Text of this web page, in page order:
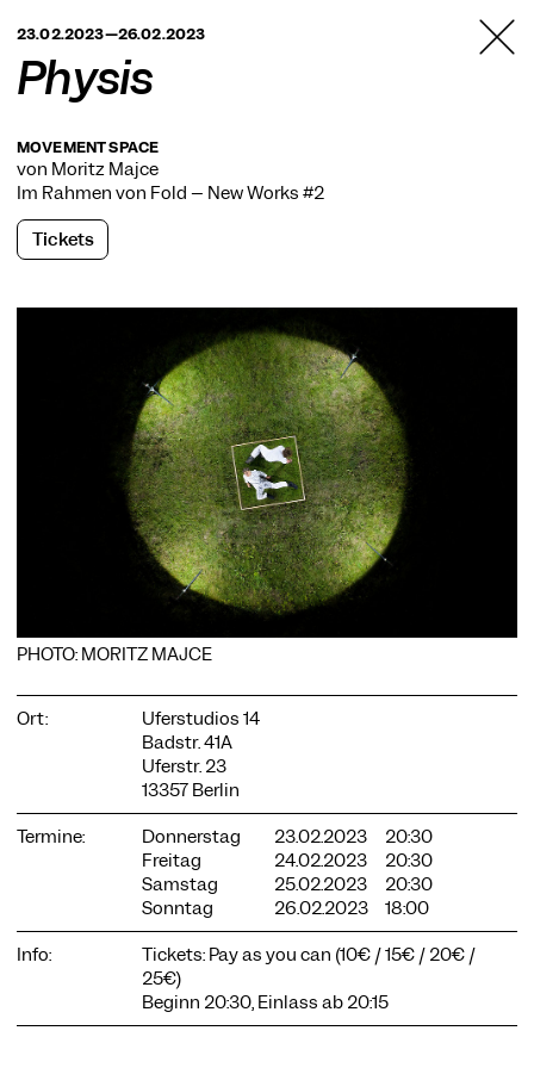
BERLIN
23.02.2023—26.02.2023
Physis
MOVEMENT SPACE
von Moritz Majce
Im Rahmen von Fold – New Works #2
Tickets
PHOTO: MORITZ MAJCE
Ort:
Uferstudios 14
Badstr. 41A
Uferstr. 23
13357 Berlin
Termine:
Donnerstag 23.02.2023
20:30
Freitag
24.02.2023
20:30
Samstag
25.02.2023
20:30
Sonntag
26.02.2023
18:00
Info:
Tickets: Pay as you can (10€ / 15€ / 20€ /
25€)
Beginn 20:30, Einlass ab 20:15
COOKIE-EINSTELLUNGEN
Wir verwenden Cookies und Inhalte externer Anbieter auf
unserer Website. Notwendige Cookies sind essenziell, damit
Sie die Website nutzen können. Andere Cookies helfen uns,
die Website weiterzuentwickeln. Sie können Ihre Einwilligung
jederzeit widerrufen. Bitte besuchen Sie unsere
Datenschutzerklärung für weitere Informationen. Unten
können Sie auswählen, welche Technologien Sie zulassen
Notwendige Cookies
Externe Medien
Statistiken
Nur notwendige Alle akzeptieren